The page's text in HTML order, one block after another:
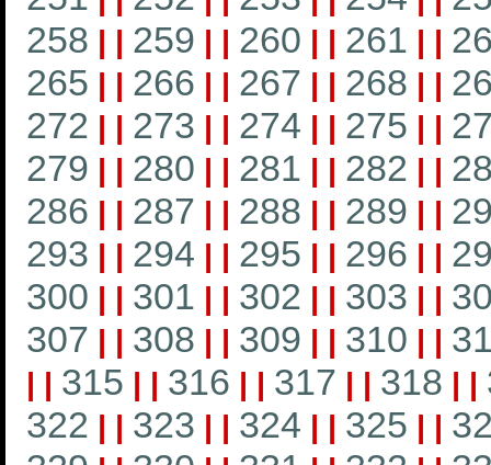
258 | | 259 | | 260 | | 261 | |
265 | | 266 | | 267 | | 268 | |
272 | | 273 | | 274 | | 275 | |
279 | | 280 | | 281 | | 282 | |
286 | | 287 | | 288 | | 289 | |
293 | | 294 | | 295 | | 296 | |
300 | | 301 | | 302 | | 303 | |
307 | | 308 | | 309 | | 310 | |
| | 315 | | 316 | | 317 | | 318 | |
322 | | 323 | | 324 | | 325 | |